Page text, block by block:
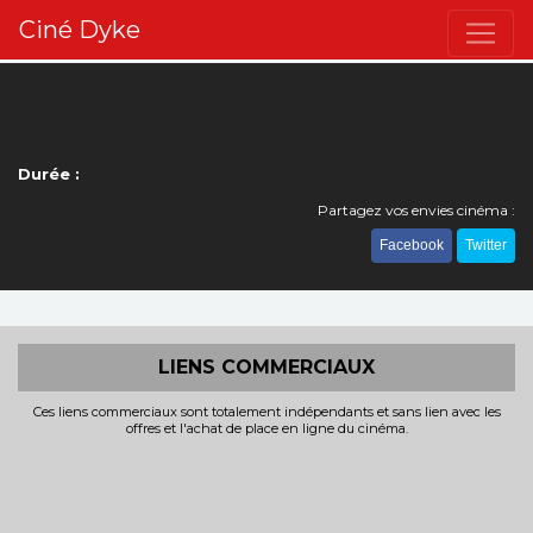
Ciné Dyke
Durée :
Partagez vos envies cinéma :
Facebook Twitter
LIENS COMMERCIAUX
Ces liens commerciaux sont totalement indépendants et sans lien avec les
offres et l'achat de place en ligne du cinéma.